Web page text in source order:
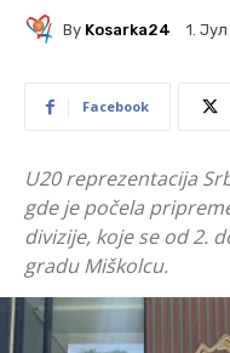
By Kosarka24 1.
Facebook
U20 reprezentacija
gde je počela
divizije, koje se od 2.
gradu Miškolcu.